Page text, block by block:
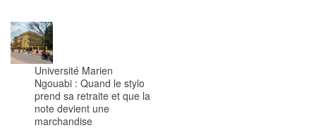
Université Marien
Ngouabi : Quand le stylo
prend sa retraite et que la
note devient une
marchandise